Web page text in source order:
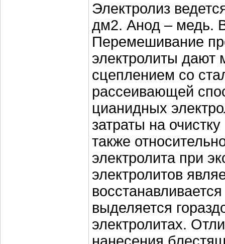
Электролиз
дм2. Анод – медь.
Перемешивание
электролиты дают
сцеплением со
рассеивающей
цианидных
затраты на
также
электролита при
электролитов
выделяется
электролитах.